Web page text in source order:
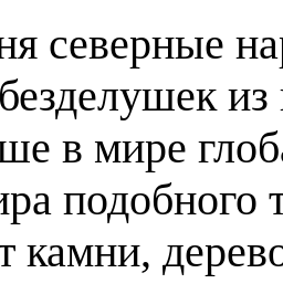
северные
в мире
подобного
камни,